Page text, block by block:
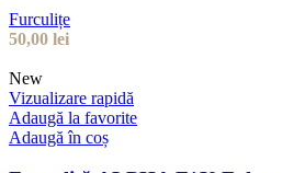
Furculițe
50,00 lei
New
Vizualizare rapidă
Adaugă la favorite
Adaugă în coș